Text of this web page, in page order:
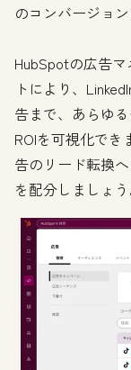
のコンバージョ
HubSpotの広告
トにより、
告まで、あらゆ
ROIを可視化で
告のリード転換
を配分しましょう